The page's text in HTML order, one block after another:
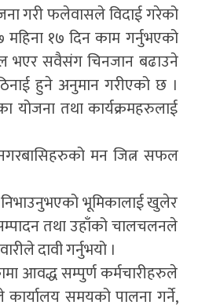
गरी फलेवासले विदाई गरेको
महिना १७ दिन काम गर्नुभएको
भएर सवैसंग चिनजान बढाउने
हुने अनुमान गरीएको छ ।
योजना तथा कार्यक्रमहरुलाई
नगरबासिहरुको मन जित्न सफल
निभाउनुभएको भूमिकालाई खुलेर
तथा उहाँको चालचलनले
दावी गर्नुभयो ।
आवद्ध सम्पुर्ण कर्मचारीहरुले
समयको पालना गर्ने,